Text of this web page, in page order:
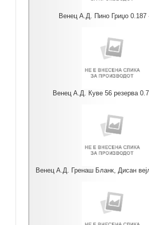
Венец А.Д. Пино Гриџо 0.187
Венец А.Д. Куве 56 резерва
Венец А.Д. Гренаш Бланк, Дисан